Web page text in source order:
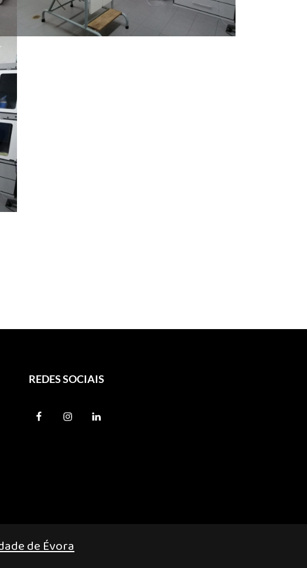
REDES SOCIAIS
de Évora